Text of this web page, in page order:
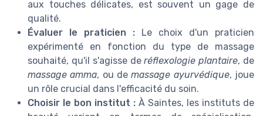
aux touches délicates, est souvent un gage de
qualité.
Évaluer le praticien : Le choix d'un praticien
expérimenté en fonction du type de massage
souhaité, qu'il s'agisse deréflexologie plantaire, de
massage amma, ou demassage ayurvédique, joue
un rôle crucial dans l'efficacité du soin.
Choisir le bon institut : À Saintes, les instituts de